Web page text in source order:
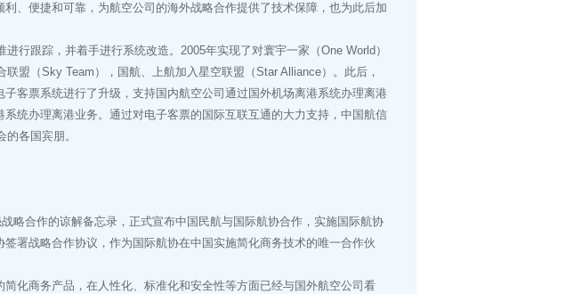
、便捷和可靠，为航空公司的海外战略合作提供了技术保障，也为此后加
跟踪，并着手进行系统改造。2005年实现了对寰宇一家（One World）
盟（Sky Team），国航、上航加入星空联盟（Star Alliance）。此后，
客票系统进行了升级，支持国内航空公司通过国外机场离港系统办理离港
统办理离港业务。通过对电子客票的国际互联互通的大力支持，中国航信
各国宾朋。
合作的谅解备忘录，正式宣布中国民航与国际航协合作，实施国际航协
署战略合作协议，作为国际航协在中国实施简化商务技术的唯一合作伙
商务产品，在人性化、标准化和安全性等方面已经与国外航空公司看